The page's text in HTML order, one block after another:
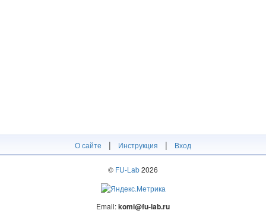
О сайте | Инструкция | Вход
© FU-Lab2026
Email:komi@fu-lab.ru